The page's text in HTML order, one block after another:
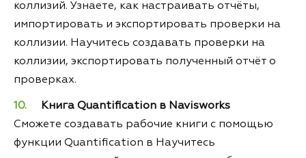
коллизий. Узнаете, как настраивать отчёты,
импортировать и экспортировать проверки на
коллизии. Научитесь создавать проверки на
коллизии, экспортировать полученный отчёт о
проверках.
КнигаQuantification вNavisworks
Сможете создавать рабочие книги с помощью
функции Quantification в Научитесь